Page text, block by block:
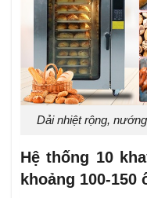
Dải nhiệt rộng,
Hệ thống 10
khoảng 100-150